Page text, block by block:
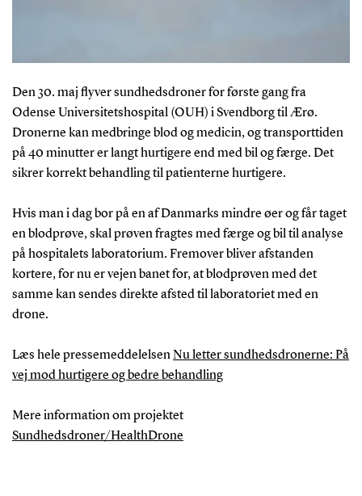
Den 30. maj flyver sundhedsdroner for første gang fra
Odense Universitetshospital (OUH) i Svendborg til Ærø.
Dronerne kan medbringe blod og medicin, og transporttiden
på 40 minutter er langt hurtigere end med bil og færge. Det
sikrer korrekt behandling til patienterne hurtigere.
Hvis man i dag bor på en af Danmarks mindre øer og får taget
en blodprøve, skal prøven fragtes med færge og bil til analyse
på hospitalets laboratorium. Fremover bliver afstanden
kortere, for nu er vejen banet for, at blodprøven med det
samme kan sendes direkte afsted til laboratoriet med en
drone.
Læs hele pressemeddelelsenNu letter sundhedsdronerne: På
vej mod hurtigere og bedre behandling
Mere information om projektet
Sundhedsdroner/HealthDrone